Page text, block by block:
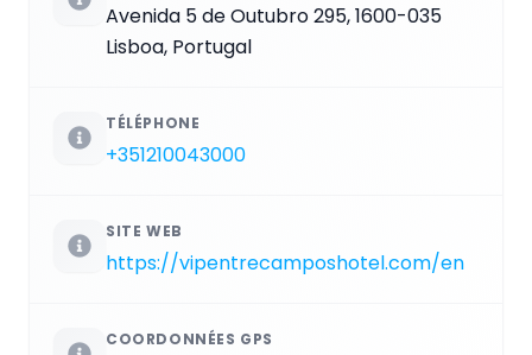
Avenida 5 de Outubro 295, 1600-035
Lisboa, Portugal
TÉLÉPHONE
+351210043000
SITE WEB
https://vipentrecamposhotel.com/en
COORDONNÉES GPS